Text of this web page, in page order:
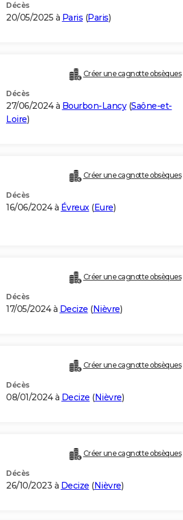
Décès
20/05/2025 à Paris (Paris)
Créer une cagnotte obsèques
Décès
27/06/2024 à Bourbon-Lancy(Saône-et-
Loire)
Créer une cagnotte obsèques
Décès
16/06/2024 à Évreux(Eure)
Créer une cagnotte obsèques
Décès
17/05/2024 à Decize (Nièvre)
Créer une cagnotte obsèques
Décès
08/01/2024 à Decize (Nièvre)
Créer une cagnotte obsèques
Décès
26/10/2023 à Decize (Nièvre)